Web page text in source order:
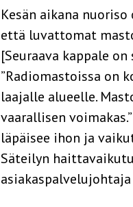
Kesän aikana
että luvattomat
[Seuraava kappale
”Radiomastoissa on
laajalle alueelle.
vaarallisen
läpäisee ihon ja
Säteilyn